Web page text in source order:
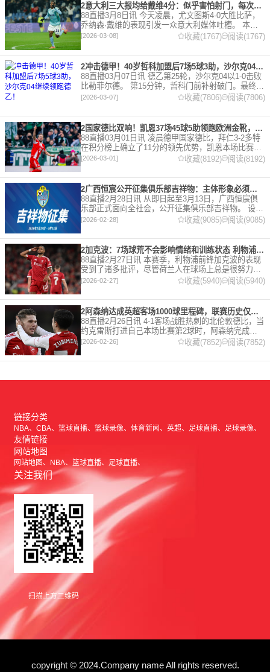
2意大利三大报均给戴维4分：似乎害怕射门，每次触球球迷都叹息
88直播3月8日讯 今天凌晨，尤文图斯4-0大胜比萨，
乔纳森·戴维的表现引发一众意大利媒体吐槽。 本场
比赛，戴维半场就被换下，赛后，《米兰体育报》、
《罗马体育报》和《都灵体育报》三大报都给戴维打
出4分
[2026-03-08] 收藏(1767) 阅读(1767)
2冲击德甲！40岁哲科加盟后7场5球3助，沙尔克04继续领跑德乙！
88直播03月07日讯 德乙第25轮，沙尔克04以1-0击败
比勒菲尔德。 第15分钟，哲科门前补射破门。最终凭
借哲科的进球沙尔克04成功拿到3分，继续领跑德
[2026-03-07] 收藏(7806) 阅读(7806)
2国家德比双响！凯恩37场45球5助领跑欧洲金靴，32岁保持赛季全勤
88直播03月01日讯 凌晨德甲国家德比，拜仁3-2多特
在积分榜上确立了11分的领先优势，凯恩本场比赛上
演双响。 本赛季32岁的凯恩仍然保持着超高的效率，
在到目前为止保持全勤，出战37场比赛，狂轰45
[2026-03-01] 收藏(8192) 阅读(8192)
2广西恒宸公开征集俱乐部吉祥物：主体形象必须为龙
88直播2月28日讯 从即日起至3月13日，广西恒宸俱
乐部正式面向全社会，公开征集俱乐部吉祥物。 设计
要求 1. 主体形象：必须为龙。龙，是中华民族的精神
[2026-02-28] 收藏(9085) 阅读(9085)
2加克波：7场球荒不会影响情绪和训练状态 利物浦如今已不容有失
88直播2月27日讯 本赛季，利物浦前锋加克波的表现
受到了诸多批评，尽管荷兰人在球场上总是很努力。
在接受天空体育采访时，他谈论了诸多话题。 关于球
队对赛季目前情况的看法 这是一个很好的问题。这个
赛季并
[2026-02-27] 收藏(5940) 阅读(5940)
2阿森纳达成英超客场1000球里程碑，联赛历史仅次于曼联的1063球
88直播2月26日讯 4-1客场战胜热刺的北伦敦德比，当
约克雷斯打进自己本场比赛第2球时，阿森纳完成了
一项了不起的成就，枪手成为英超历史第2支在客场
打进1000球的球队，仅次于曼联的1063球。阿森纳
[2026-02-26] 收藏(7852) 阅读(7852)
链接分类
NBA CBA 篮球直播 篮球录像 体育新闻 英超 足球直播 足球录像
友情链接
网站地图
网站地图 NBA 篮球直播 足球直播
关注我们
扫描上方二维码
copyright © 2024.Company name All rights reserved.